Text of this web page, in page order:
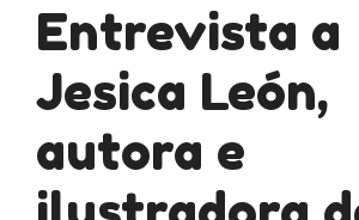
Entrevista a
Jesica León,
autora e